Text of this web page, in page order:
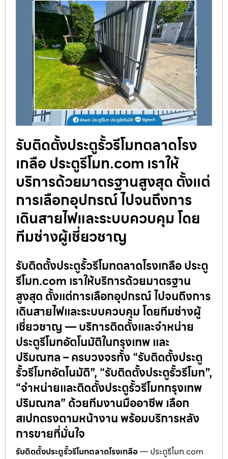
รับติดตั้งประตูรั้วรีโมทตลาดโรง
เกลือ ประตูรีโมท.com เราให้
บริการด้วยมาตรฐานสูงสุด ตั้งแต่
การเลือกอุปกรณ์ ไปจนถึงการ
เดินสายไฟและระบบควบคุม โดย
ทีมช่างผู้เชี่ยวชาญ
รับติดตั้งประตูรั้วรีโมทตลาดโรงเกลือ ประตู
รีโมท.com เราให้บริการด้วยมาตรฐาน
สูงสุด ตั้งแต่การเลือกอุปกรณ์ ไปจนถึงการ
เดินสายไฟและระบบควบคุม โดยทีมช่างผู้
เชี่ยวชาญ — บริการติดตั้งและจำหน่าย
ประตูรีโมทอัตโนมัติในกรุงเทพ และ
ปริมณฑล – ครบวงจรทั้ง “รับติดตั้งประตู
รั้วรีโมทอัตโนมัติ”, “รับติดตั้งประตูรั้วรีโมท”,
“จำหน่ายและติดตั้งประตูรั้วรีโมทกรุงเทพ
ปริมณฑล” ด้วยทีมงานมืออาชีพ เลือก
สเปกตรงตามหน้างาน พร้อมบริการหลัง
การขายที่มั่นใจ
รับติดตั้งประตูรั้วรีโมทตลาดโรงเกลือ— ประตูรีโมท.com